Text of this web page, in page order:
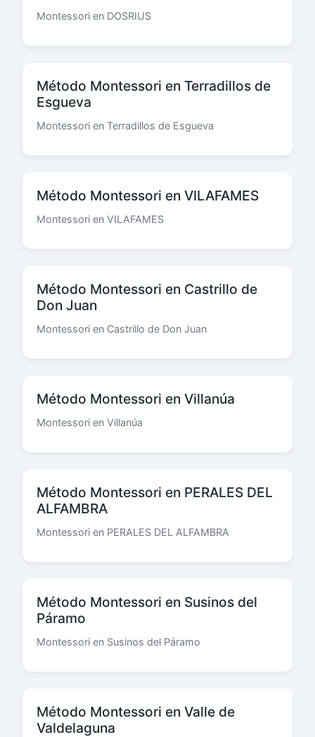
Montessori en DOSRIUS
Método Montessori en Terradillos de
Esgueva
Montessori en Terradillos de Esgueva
Método Montessori en VILAFAMES
Montessori en VILAFAMES
Método Montessori en Castrillo de
Don Juan
Montessori en Castrillo de Don Juan
Método Montessori en Villanúa
Montessori en Villanúa
Método Montessori en PERALES DEL
ALFAMBRA
Montessori en PERALES DEL ALFAMBRA
Método Montessori en Susinos del
Páramo
Montessori en Susinos del Páramo
Método Montessori en Valle de
Valdelaguna